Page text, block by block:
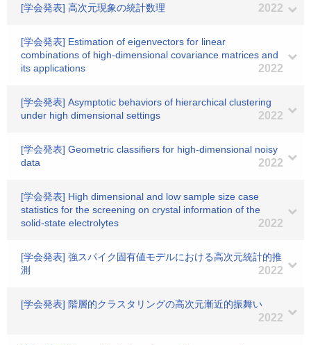
[学会発表] 高次元現象の統計数理 2022
[学会発表] Estimation of eigenvectors for linear
combinations of high-dimensional covariance matrices and
its applications
2022
[学会発表] Asymptotic behaviors of hierarchical clustering
under high dimensional settings
2022
[学会発表] Geometric classifiers for high-dimensional noisy
data
2022
[学会発表] High dimensional and low sample size case
statistics for the screening on crystal information of the
solid-state electrolytes
2022
[学会発表] 強スパイク固有値モデルにおける高次元統計的推
測
2022
[学会発表] 階層的クラスタリングの高次元漸近的振舞い
2022